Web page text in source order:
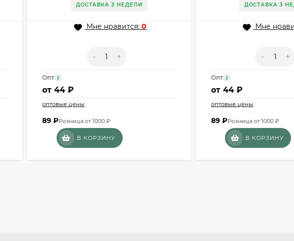
ДОСТАВКА 3 НЕДЕЛИ
Мне нравится:0
- +
Опт i
от44 ₽
оптовые цены
89₽Розница от 1000 ₽
В КОРЗИНУ
ДОСТАВКА 3
Мне
- +
Опт i
от 44 ₽
оптовые цены
89 ₽Розница от 1000 ₽
В КОРЗИНУ